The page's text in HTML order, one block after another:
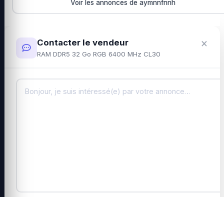
Voir les annonces de aymnnfnnh
Contacter le vendeur
RAM DDR5 32 Go RGB 6400 MHz CL30
×